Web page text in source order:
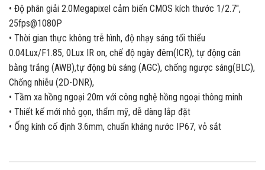
• Độ phân giải 2.0Megapixel cảm biến CMOS kích thước 1/2.7″,
25fps@1080P
• Thời gian thực không trễ hình, độ nhạy sáng tối thiểu
0.04Lux/F1.85, 0Lux IR on, chế độ ngày đêm(ICR), tự động cân
bằng trắng (AWB),tự động bù sáng (AGC), chống ngược sáng(BLC),
Chống nhiễu (2D-DNR),
• Tầm xa hồng ngoại 20m với công nghệ hồng ngoại thông minh
• Thiết kế mới nhỏ gọn, thẩm mỹ, dễ dàng lắp đặt
• Ống kính cố định 3.6mm, chuẩn kháng nước IP67, vỏ sắt